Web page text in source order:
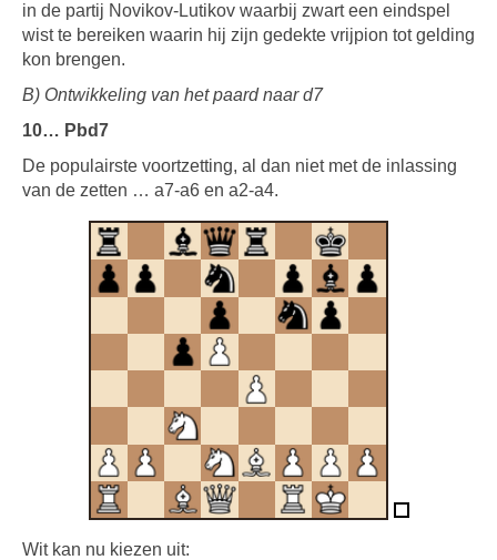
in de partij Novikov-Lutikov waarbij zwart een eindspel
wist te bereiken waarin hij zijn gedekte vrijpion tot gelding
kon brengen.
B) Ontwikkeling van het paard naar d7
10… Pbd7
De populairste voortzetting, al dan niet met de inlassing
van de zetten … a7-a6 en a2-a4.
Wit kan nu kiezen uit: